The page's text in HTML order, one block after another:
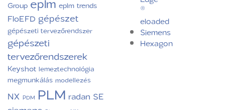
Group
eplm trends
FloEFD gépészet
gépészeti tervezőrendszer
gépészeti
tervezőrendszerek
Keyshot lemeztechnológia
megmunkálás modellezés
NX PDM PLM radan SE
®
eloaded
Siemens
Hexagon